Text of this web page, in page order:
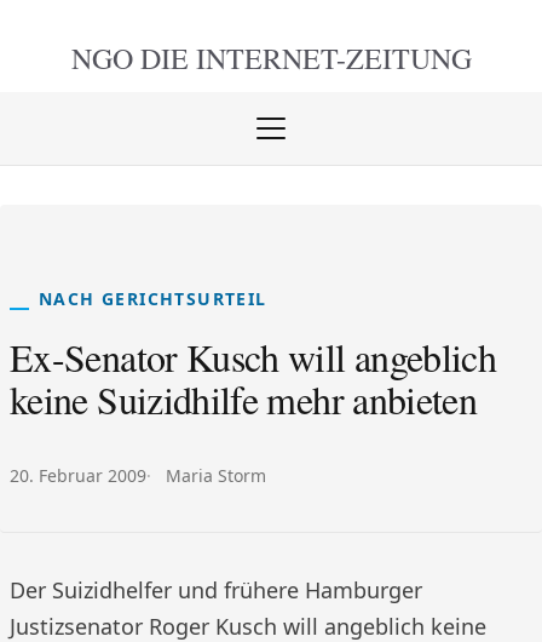
NGO DIE INTERNET-ZEITUNG
Menü
NACH GERICHTSURTEIL
Ex-Senator Kusch will angeblich
keine Suizidhilfe mehr anbieten
Veröffentlicht am:
20. Februar 2009 Autor:
Maria Storm
Der Suizidhelfer und frühere Hamburger
Justizsenator Roger Kusch will angeblich keine